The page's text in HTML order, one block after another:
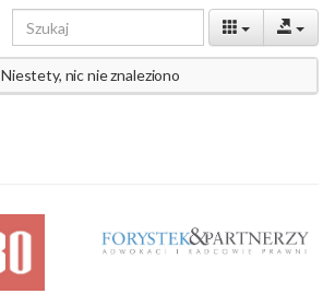
Niestety, nic nie znaleziono